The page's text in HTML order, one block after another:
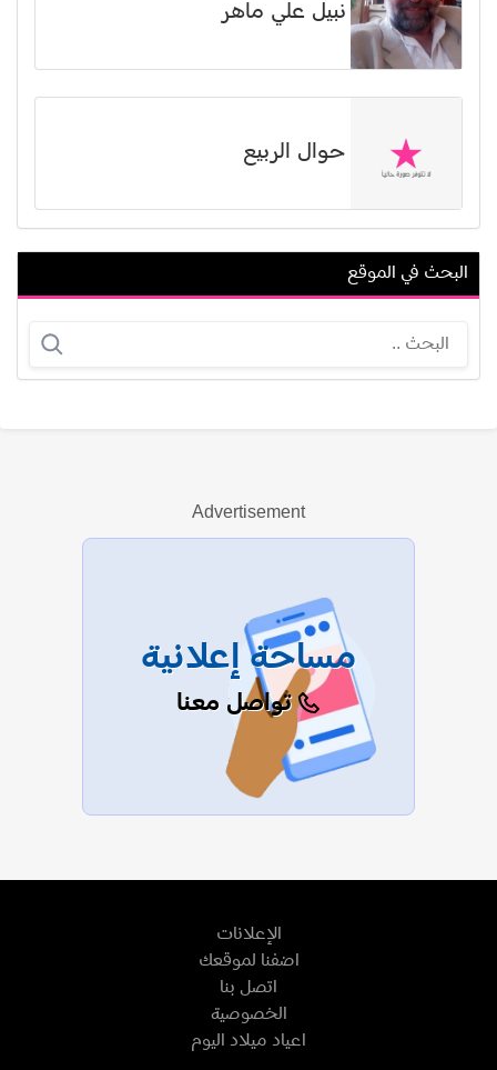
نبيل علي ماهر
حوال الربيع
بادي إيسيل
عرض الكل
البحث في الموقع
Advertisement
مساحة إعلانية
تواصل معنا
الإعلانات
اضفنا لموقعك
اتصل بنا
الخصوصية
اعياد ميلاد اليوم